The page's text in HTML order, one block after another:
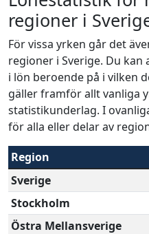
regioner i
För vissa yrken går det
regioner i Sverige. Du
i lön beroende på i vilken
gäller framför allt vanliga
statistikunderlag. I
för alla eller delar av
Region
Sverige
Stockholm
Östra Mellansverige